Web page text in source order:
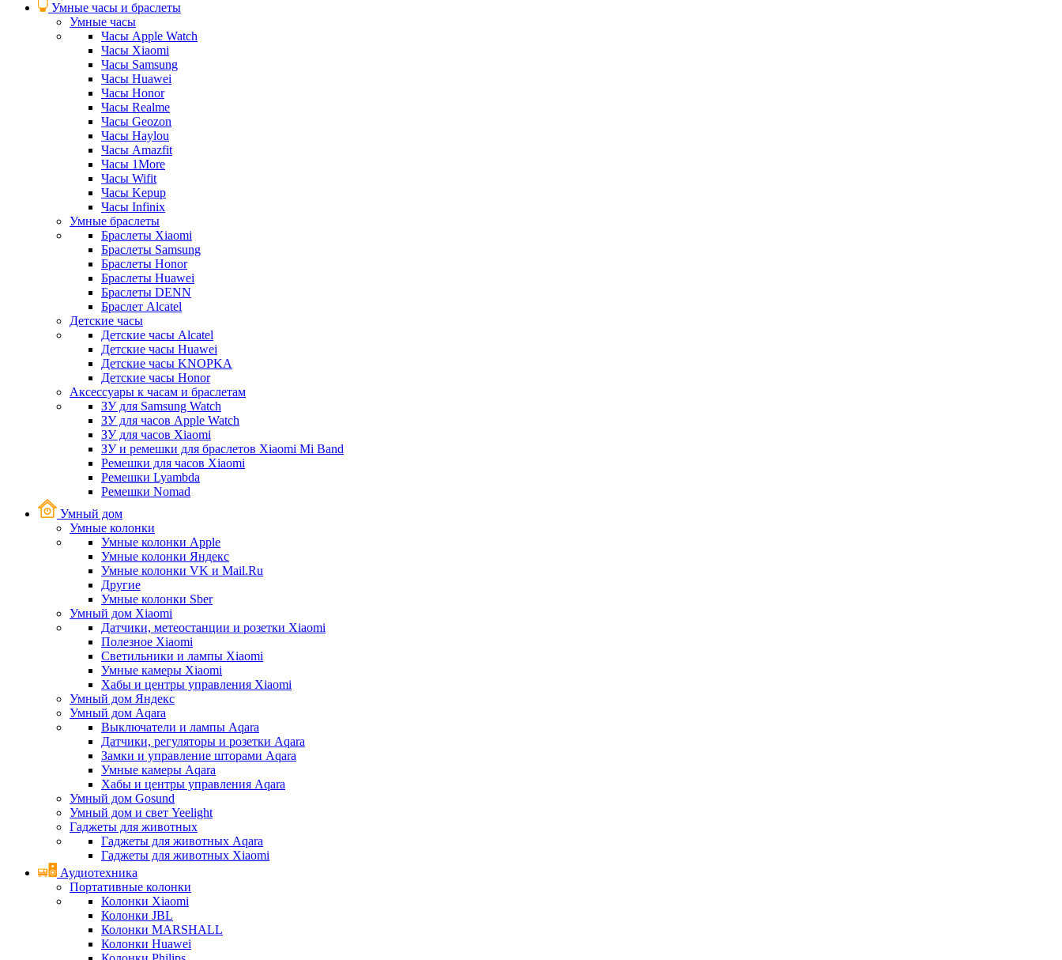
Умные часы и браслеты
Умные часы
Часы Apple Watch
Часы Xiaomi
Часы Samsung
Часы Huawei
Часы Honor
Часы Realme
Часы Geozon
Часы Haylou
Часы Amazfit
Часы 1More
Часы Wifit
Часы Kepup
Часы Infinix
Умные браслеты
Браслеты Xiaomi
Браслеты Samsung
Браслеты Honor
Браслеты Huawei
Браслеты DENN
Браслет Alcatel
Детские часы
Детские часы Alcatel
Детские часы Huawei
Детские часы KNOPKA
Детские часы Honor
Аксессуары к часам и браслетам
ЗУ для Samsung Watch
ЗУ для часов Apple Watch
ЗУ для часов Xiaomi
ЗУ и ремешки для браслетов Xiaomi Mi Band
Ремешки для часов Xiaomi
Ремешки Lyambda
Ремешки Nomad
Умный дом
Умные колонки
Умные колонки Apple
Умные колонки Яндекс
Умные колонки VK и Mail.Ru
Другие
Умные колонки Sber
Умный дом Xiaomi
Датчики, метеостанции и розетки Xiaomi
Полезное Xiaomi
Светильники и лампы Xiaomi
Умные камеры Xiaomi
Хабы и центры управления Xiaomi
Умный дом Яндекс
Умный дом Aqara
Выключатели и лампы Aqara
Датчики, регуляторы и розетки Aqara
Замки и управление шторами Aqara
Умные камеры Aqara
Хабы и центры управления Aqara
Умный дом Gosund
Умный дом и свет Yeelight
Гаджеты для животных
Гаджеты для животных Aqara
Гаджеты для животных Xiaomi
Аудиотехника
Портативные колонки
Колонки Xiaomi
Колонки JBL
Колонки MARSHALL
Колонки Huawei